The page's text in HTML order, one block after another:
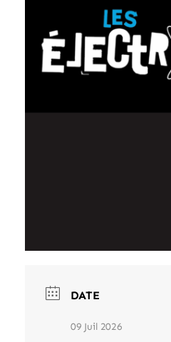
DATE
09 Juil 2026